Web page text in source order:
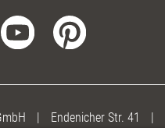
| Endenicher Str. 41 |